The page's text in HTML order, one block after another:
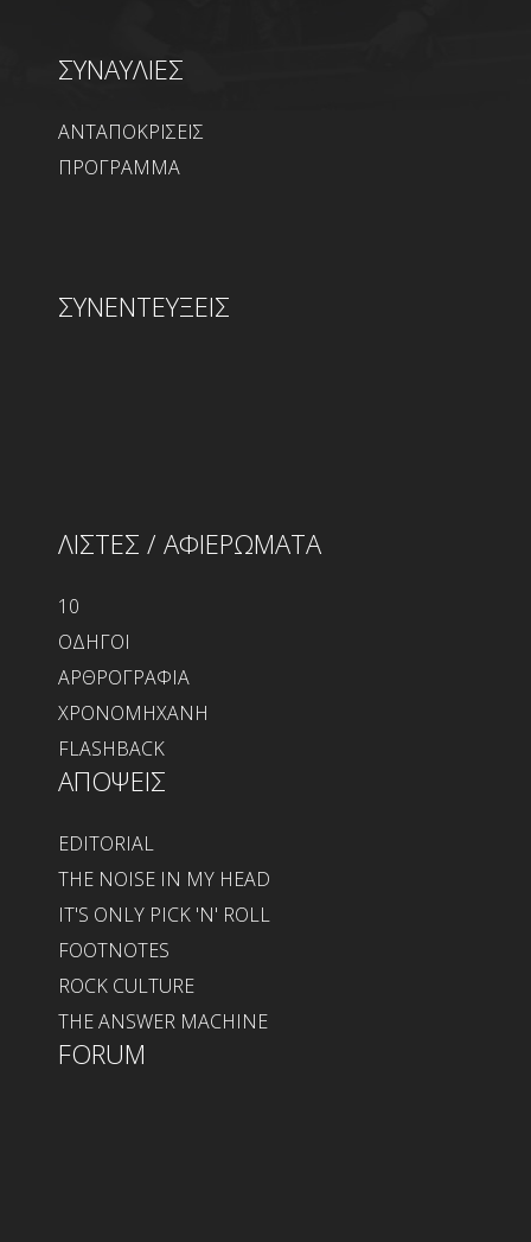
ΣΥΝΑΥΛΙΕΣ
ΑΝΤΑΠΟΚΡΙΣΕΙΣ
ΠΡΟΓΡΑΜΜΑ
ΣΥΝΕΝΤΕΥΞΕΙΣ
ΛΙΣΤΕΣ / ΑΦΙΕΡΩΜΑΤΑ
10
ΟΔΗΓΟΙ
ΑΡΘΡΟΓΡΑΦΙΑ
ΧΡΟΝΟΜΗΧΑΝΗ
FLASHBACK
ΑΠΟΨΕΙΣ
EDITORIAL
THE NOISE IN MY HEAD
IT'S ONLY PICK 'N' ROLL
FOOTNOTES
ROCK CULTURE
THE ANSWER MACHINE
FORUM